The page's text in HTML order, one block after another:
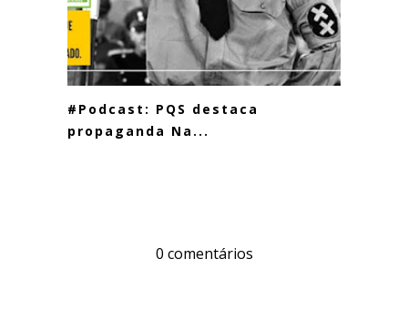
#Podcast: PQS destaca
propaganda Na...
0 comentários